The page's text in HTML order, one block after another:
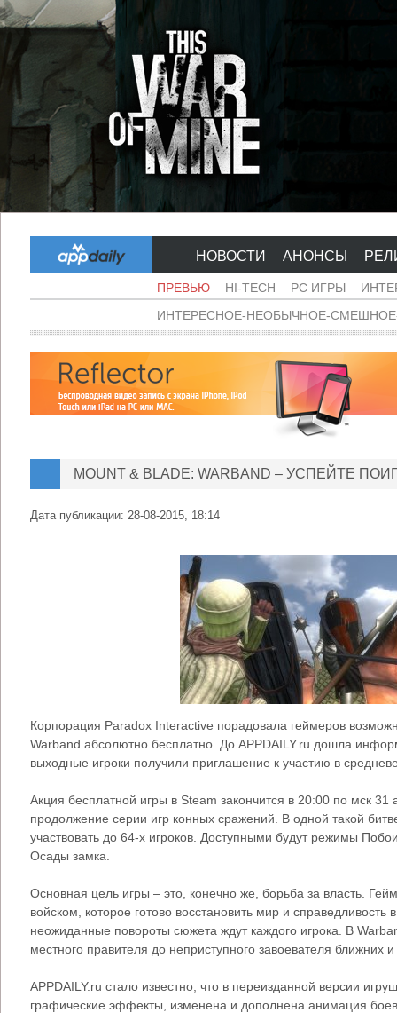
НОВОСТИ АНОНСЫ
ПРЕВЬЮ HI-TECH PC ИГРЫ
ИНТЕРЕСНОЕ-НЕОБЫЧНОЕ-
MOUNT & BLADE: WARBAND – УСПЕЙТЕ
Дата публикации: 28-08-2015, 18:14
Корпорация Paradox Interactive порадовала геймеров
Warband абсолютно бесплатно. До APPDAILY.ru дошла
выходные игроки получили приглашение к участию в
Акция бесплатной игры в Steam закончится в 20:00 по мск 31
продолжение серии игр конных сражений. В одной такой
участвовать до 64-х игроков. Доступными будут режимы
Осады замка.
Основная цель игры – это, конечно же, борьба за власть.
войском, которое готово восстановить мир и
неожиданные повороты сюжета ждут каждого игрока. В
местного правителя до неприступного завоевателя ближних
APPDAILY.ru стало известно, что в переизданной версии
графические эффекты, изменена и дополнена анимация